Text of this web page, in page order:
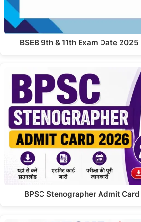
BSEB 9th & 11th Exam Date 2025 -
BPSC Stenographer Admit Card